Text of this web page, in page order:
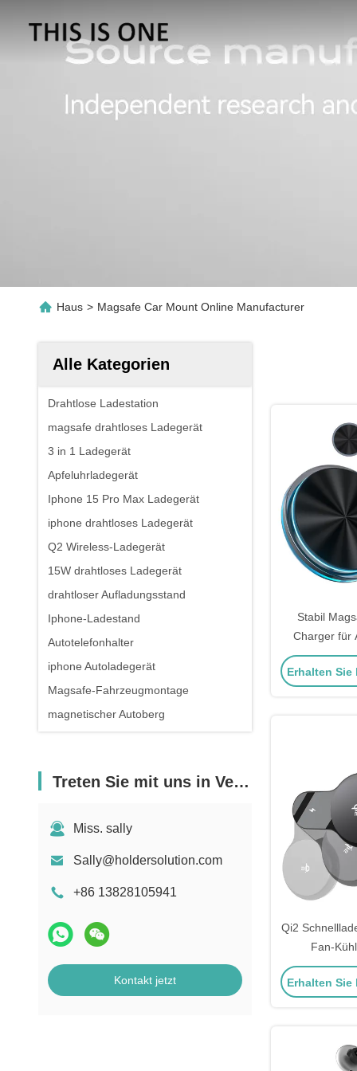
Haus > Magsafe Car Mount Online Manufacturer
Alle Kategorien
Drahtlose Ladestation
magsafe drahtloses Ladegerät
3 in 1 Ladegerät
Apfeluhrladegerät
Iphone 15 Pro Max Ladegerät
iphone drahtloses Ladegerät
Q2 Wireless-Ladegerät
15W drahtloses Ladegerät
drahtloser Aufladungsstand
Iphone-Ladestand
Autotelefonhalter
iphone Autoladegerät
Magsafe-Fahrzeugmontage
magnetischer Autoberg
Treten Sie mit uns in Verbindung
Miss. sally
Sally@holdersolution.com
+86 13828105941
Kontakt jetzt
Stabil
Charger für
Erhalten Sie
Qi2
Fan-
Erhalten Sie